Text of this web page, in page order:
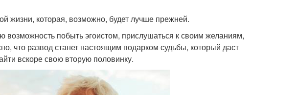
жизни, которая, возможно, будет лучше прежней.
возможность побыть эгоистом, прислушаться к своим желаниям,
что развод станет настоящим подарком судьбы, который даст
вскоре свою вторую половинку.